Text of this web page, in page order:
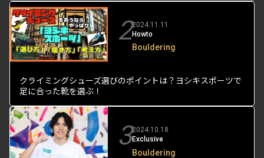
22024.11.11
Howto
Bouldering
クライミングシューズ選びのポイントは？ヨシキスポーツで
足に合った靴を選ぶ！
32024.10.18
Exclusive
Bouldering